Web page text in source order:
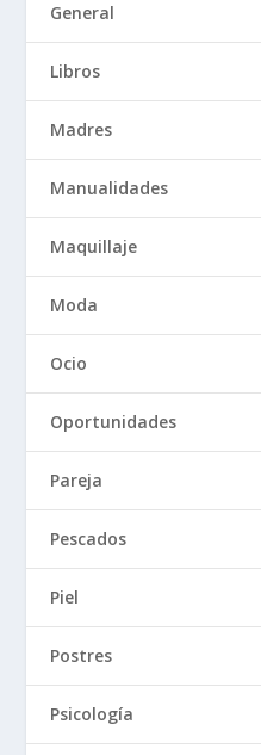
General
Libros
Madres
Manualidades
Maquillaje
Moda
Ocio
Oportunidades
Pareja
Pescados
Piel
Postres
Psicología